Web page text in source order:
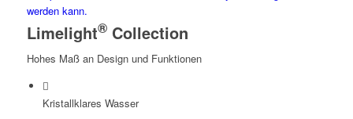
Limelight®Collection
Hohes Maß an Design und Funktionen
Kristallklares Wasser